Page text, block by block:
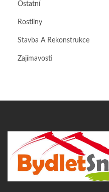
Ostatní
Rostliny
Stavba A Rekonstrukce
Zajímavosti